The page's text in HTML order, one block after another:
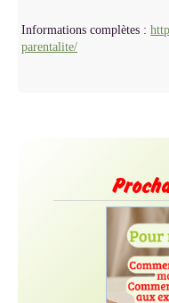
Informations complètes :
parentalite/